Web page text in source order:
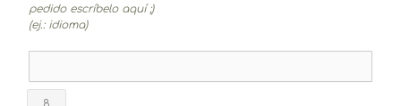
pedido escríbelo aquí ;)
(ej.: idioma)
Recordatorio